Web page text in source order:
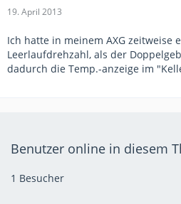
19. April 2013
Ich hatte in meinem AXG zeitweise
Leerlaufdrehzahl, als der
dadurch die Temp.-anzeige im
Benutzer online in diesem
1 Besucher